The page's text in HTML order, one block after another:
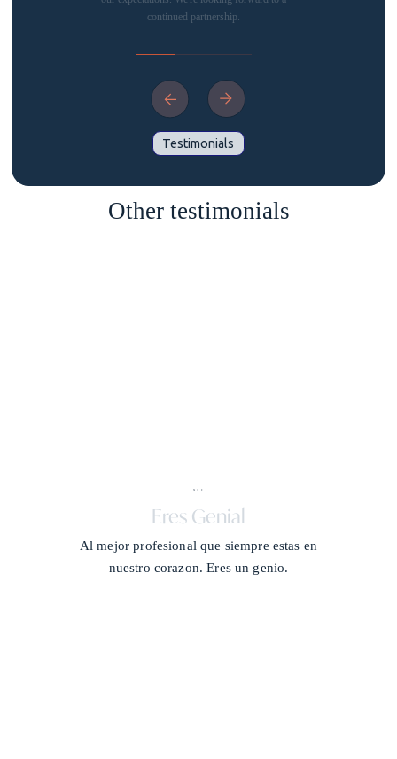
continued partnership.
Testimonials
Other testimonials
X + J
Eres Genial
Al mejor profesional que siempre estas en
nuestro corazon. Eres un genio.